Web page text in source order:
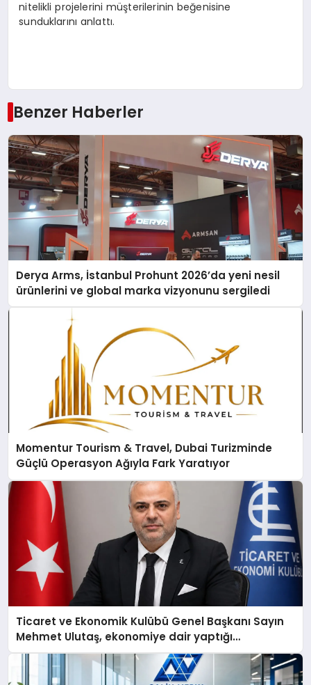
nitelikli projelerini müşterilerinin beğenisine
sunduklarını anlattı.
Benzer Haberler
Derya Arms, İstanbul Prohunt 2026’da yeni nesil
ürünlerini ve global marka vizyonunu sergiledi
Momentur Tourism & Travel, Dubai Turizminde
Güçlü Operasyon Ağıyla Fark Yaratıyor
Ticaret ve Ekonomik Kulübü Genel Başkanı Sayın
Mehmet Ulutaş, ekonomiye dair yaptığı
açıklamada şunları kaydetti: